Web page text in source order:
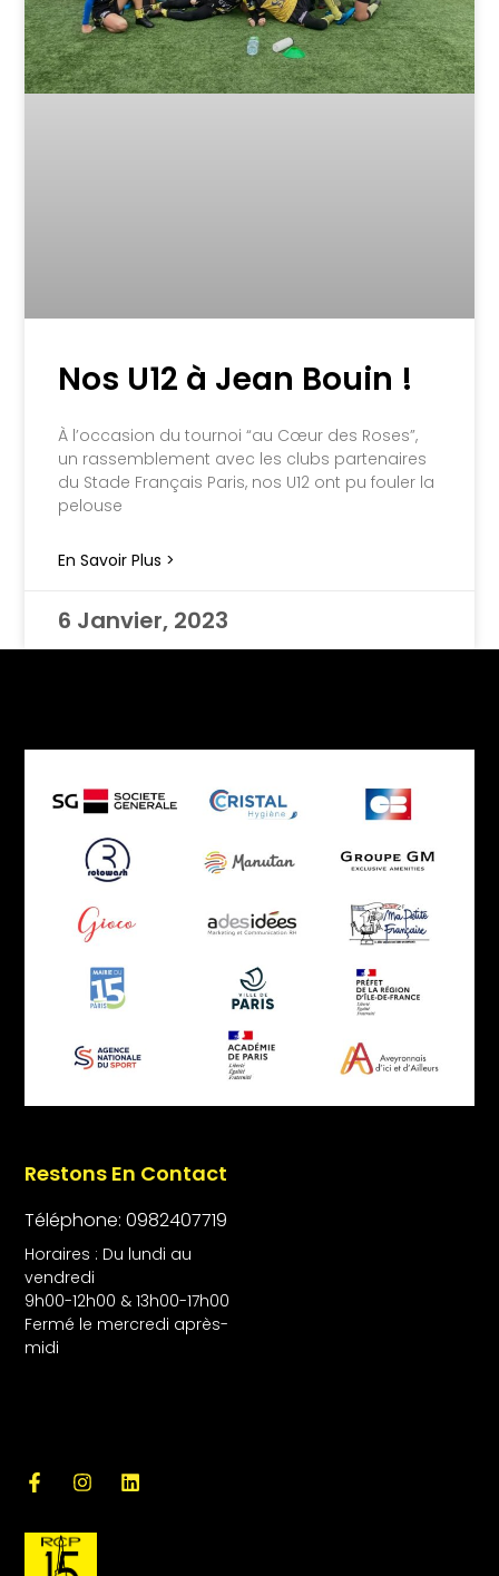
Nos U12 à Jean Bouin !
À l’occasion du tournoi “au Cœur des Roses”,
un rassemblement avec les clubs partenaires
du Stade Français Paris, nos U12 ont pu fouler la
pelouse
En Savoir Plus >
6 Janvier, 2023
Restons En Contact
Téléphone: 0982407719
Horaires : Du lundi au
vendredi
9h00-12h00 & 13h00-17h00
Fermé le mercredi après-
midi